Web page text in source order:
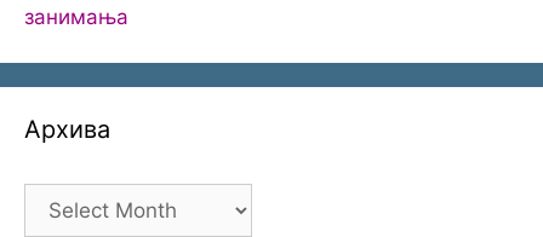
занимања
Архива
Архива